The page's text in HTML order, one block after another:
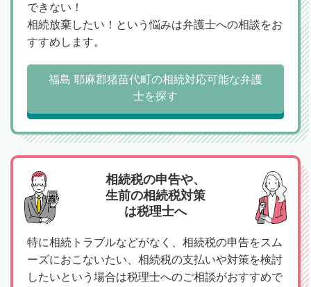
できない！
相続放棄したい！という悩みは弁護士への相談をお
すすめします。
福島 耶麻郡猪苗代町の相続対応可能な弁護
士を探す
相続税の申告や、
生前の相続税対策
は税理士へ
特に相続トラブルなどがなく、相続税の申告をスム
ーズにおこないたい、相続税の支払いや対策を検討
したいという場合は税理士へのご相談がおすすめで